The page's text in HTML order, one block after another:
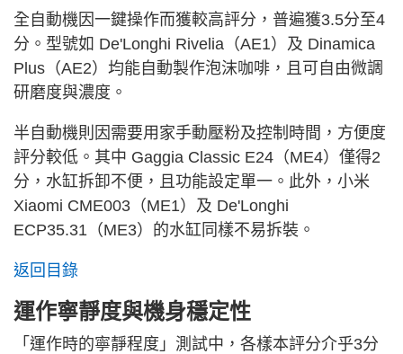
全自動機因一鍵操作而獲較高評分，普遍獲3.5分至4
分。型號如 De'Longhi Rivelia（AE1）及 Dinamica
Plus（AE2）均能自動製作泡沫咖啡，且可自由微調
研磨度與濃度。
半自動機則因需要用家手動壓粉及控制時間，方便度
評分較低。其中 Gaggia Classic E24（ME4）僅得2
分，水缸拆卸不便，且功能設定單一。此外，小米
Xiaomi CME003（ME1）及 De'Longhi
ECP35.31（ME3）的水缸同樣不易拆裝。
返回目錄
運作寧靜度與機身穩定性
「運作時的寧靜程度」測試中，各樣本評分介乎3分